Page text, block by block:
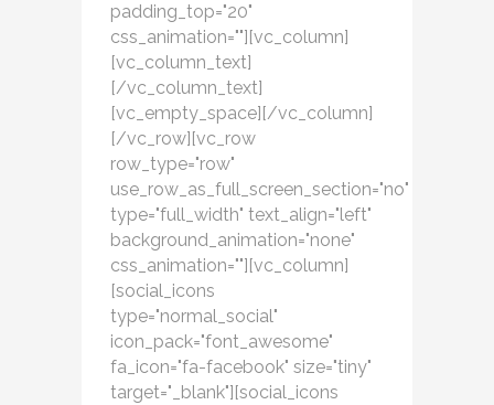
padding_top="20"
css_animation=""][vc_column]
[vc_column_text]
[/vc_column_text]
[vc_empty_space][/vc_column]
[/vc_row][vc_row
row_type="row"
use_row_as_full_screen_section="no"
type="full_width" text_align="left"
background_animation="none"
css_animation=""][vc_column]
[social_icons
type="normal_social"
icon_pack="font_awesome"
fa_icon="fa-facebook" size="tiny"
target="_blank"][social_icons